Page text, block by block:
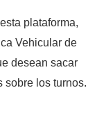
plataforma,
Vehicular de
desean sacar
sobre los turnos.